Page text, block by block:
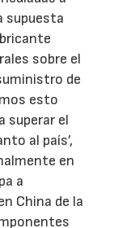
supuesta
sobre el
de
esto
superar el
al país’,
en
a
China de la